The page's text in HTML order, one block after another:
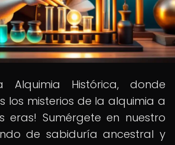
Alquimia Histórica, donde
los misterios de la alquimia a
Sumérgete en nuestro
de sabiduría ancestral y